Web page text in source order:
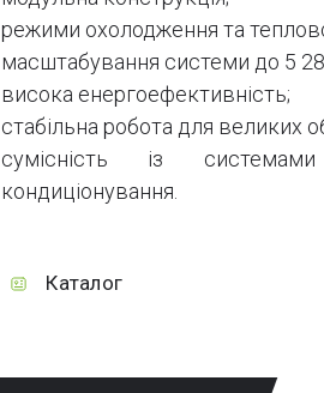
режими охолодження та
масштабування системи до 5
висока енергоефективність;
стабільна робота для великих
сумісність із
кондиціонування.
Каталог